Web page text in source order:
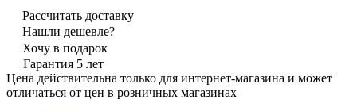
Рассчитать доставку
Нашли дешевле?
Хочу в подарок
Гарантия 5 лет
Цена действительна только для интернет-магазина и может
отличаться от цен в розничных магазинах